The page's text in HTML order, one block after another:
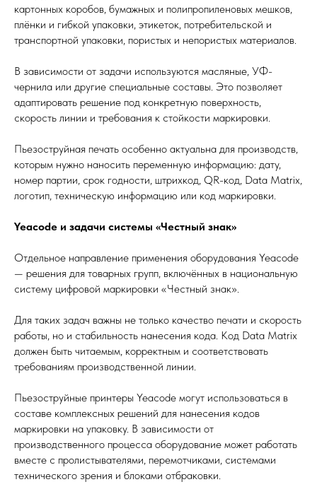
картонных коробов, бумажных и полипропиленовых мешков,
плёнки и гибкой упаковки, этикеток, потребительской и
транспортной упаковки, пористых и непористых материалов.
В зависимости от задачи используются масляные, УФ-
чернила или другие специальные составы. Это позволяет
адаптировать решение под конкретную поверхность,
скорость линии и требования к стойкости маркировки.
Пьезоструйная печать особенно актуальна для производств,
которым нужно наносить переменную информацию: дату,
номер партии, срок годности, штрихкод, QR-код, Data Matrix,
логотип, техническую информацию или код маркировки.
Yeacode и задачи системы «Честный знак»
Отдельное направление применения оборудования Yeacode
— решения для товарных групп, включённых в национальную
систему цифровой маркировки «Честный знак».
Для таких задач важны не только качество печати и скорость
работы, но и стабильность нанесения кода. Код Data Matrix
должен быть читаемым, корректным и соответствовать
требованиям производственной линии.
Пьезоструйные принтеры Yeacode могут использоваться в
составе комплексных решений для нанесения кодов
маркировки на упаковку. В зависимости от
производственного процесса оборудование может работать
вместе с пролистывателями, перемотчиками, системами
технического зрения и блоками отбраковки.